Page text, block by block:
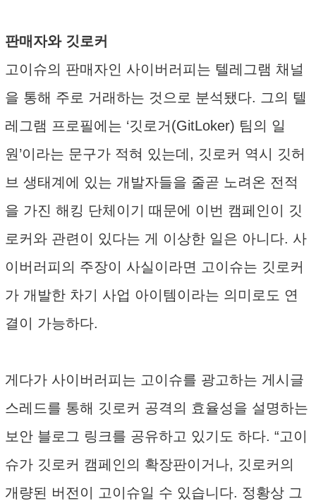
판매자와 깃로커
고이슈의 판매자인 사이버러피는 텔레그램 채널
을 통해 주로 거래하는 것으로 분석됐다. 그의 텔
레그램 프로필에는 ‘깃로거(GitLoker) 팀의 일
원’이라는 문구가 적혀 있는데, 깃로커 역시 깃허
브 생태계에 있는 개발자들을 줄곧 노려온 전적
을 가진 해킹 단체이기 때문에 이번 캠페인이 깃
로커와 관련이 있다는 게 이상한 일은 아니다. 사
이버러피의 주장이 사실이라면 고이슈는 깃로커
가 개발한 차기 사업 아이템이라는 의미로도 연
결이 가능하다.
게다가 사이버러피는 고이슈를 광고하는 게시글
스레드를 통해 깃로커 공격의 효율성을 설명하는
보안 블로그 링크를 공유하고 있기도 하다. “고이
슈가 깃로커 캠페인의 확장판이거나, 깃로커의
개량된 버전이 고이슈일 수 있습니다. 정황상 그